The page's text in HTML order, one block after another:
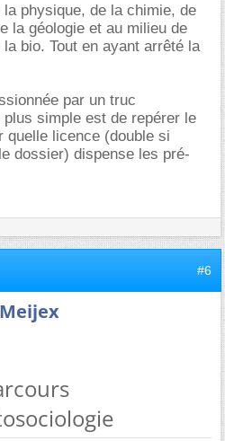
physique, de la chimie, de
la géologie et au milieu de
bio. Tout en ayant arrêté la
par un truc
simple est de repérer le
quelle licence (double si
dossier) dispense les pré-
#6